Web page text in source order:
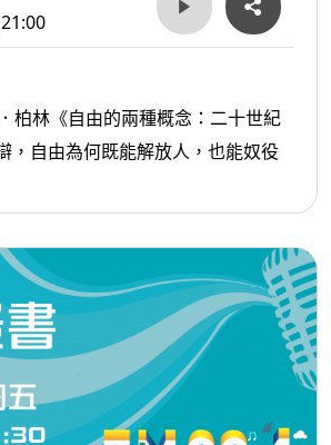
柏林《自由的兩種概念：二十世紀
，自由為何既能解放人，也能奴役